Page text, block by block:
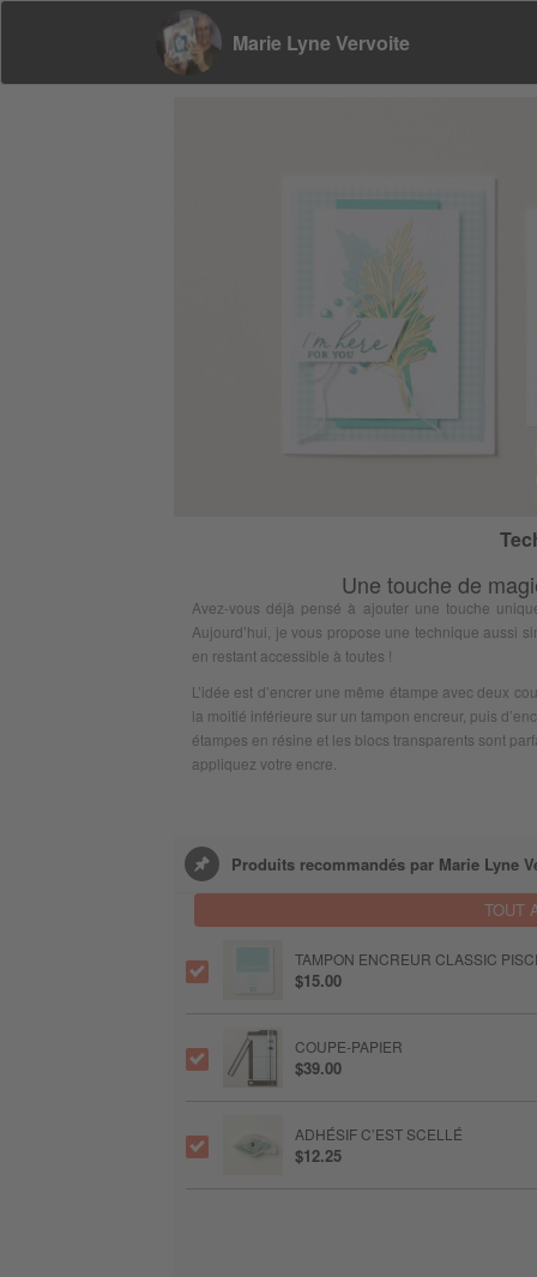
Marie Lyne Vervoite
Une touche de
Avez-vous déjà pensé à ajouter une touche
Aujourd’hui, je vous propose une technique aussi
en restant accessible à toutes !
L’idée est d’encrer une même étampe avec deux
la moitié inférieure sur un tampon encreur, puis
étampes en résine et les blocs transparents sont
appliquez votre encre.
Produits recommandés par Marie Lyne
TOUT
TAMPON ENCREUR CLASSIC
$15.00
COUPE-PAPIER
$39.00
ADHÉSIF C’EST SCELLÉ
$12.25